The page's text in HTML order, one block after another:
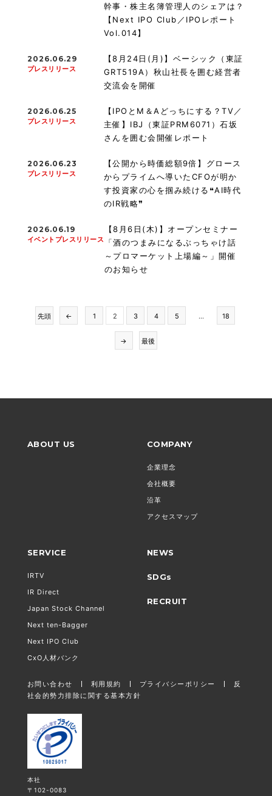
幹事・株主名簿管理人のシェアは？
【Next IPO Club／IPOレポート
Vol.014】
2026.06.29
プレスリリース
【8月24日(月)】ベーシック（東証
GRT519A）秋山社長を囲む経営者
交流会を開催
2026.06.25
プレスリリース
【IPOとM＆Aどっちにする？TV／
主催】IBJ（東証PRM6071）石坂
さんを囲む会開催レポート
2026.06.23
プレスリリース
【公開から時価総額9倍】グロース
からプライムへ導いたCFOが明か
す投資家の心を掴み続ける❝AI時代
のIR戦略❞
2026.06.19
イベントプレスリリース
【8月6日(木)】オープンセミナー
「酒のつまみになるぶっちゃけ話
～プロマーケット上場編～」開催
のお知らせ
先頭 ← 1 2 3 4 5 ... 18
→ 最後
ABOUT US COMPANY
企業理念
会社概要
沿革
アクセスマップ
SERVICE
IRTV
IR Direct
Japan Stock Channel
Next ten-Bagger
Next IPO Club
CxO人材バンク
NEWS
SDGs
RECRUIT
お問い合わせ 利用規約 プライバシーポリシー
反
社会的勢力排除に関する基本方針
本社
〒102-0083